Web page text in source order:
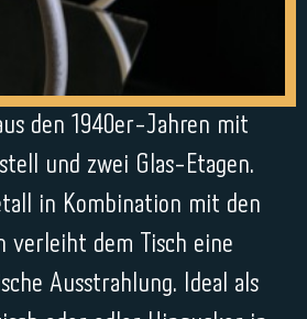
den 1940er-Jahren mit
und zwei Glas-Etagen.
in Kombination mit den
verleiht dem Tisch eine
Ausstrahlung. Ideal als